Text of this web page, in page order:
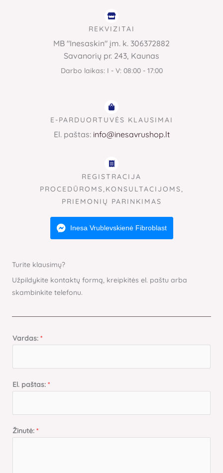
REKVIZITAI
MB "Inesaskin" įm. k. 306372882
Savanorių pr. 243, Kaunas
Darbo laikas: I - V: 08:00 - 17:00
E-PARDUORTUVĖS KLAUSIMAI
El. paštas: info@inesavrushop.lt
REGISTRACIJA
PROCEDŪROMS,KONSULTACIJOMS,
PRIEMONIŲ PARINKIMAS
Inesa Vrublevskienė Fibroblast
Turite klausimų?
Užpildykite kontaktų formą, kreipkitės el. paštu arba
skambinkite telefonu.
Vardas: *
El. paštas: *
Žinutė: *